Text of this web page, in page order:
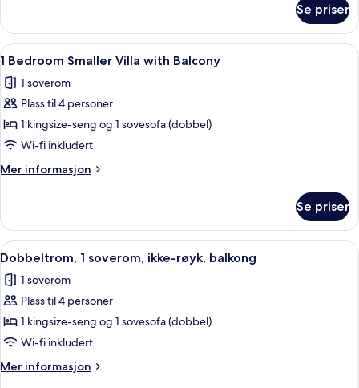
Smoking
Bedroom
Smaller
Villa,
Smoking
Se priser
Åpne
alle
bildene
av
1
Bedroom
Smaller
Villa
Balcony
1 Bedroom Smaller Villa with
3
1 Bedroom Smaller Villa with Balcony
1 soverom
Plass til 4 personer
1 kingsize-seng og 1 sovesofa (dobbel)
Wi-fi inkludert
Mer informasjon
Mer
Bedroom
Smaller
Villa
Balcony
Se priser
Åpne
alle
bildene
av
Dobbeltrom,
1
soverom,
ikke-
Flatskjerm-TV, DVD-spiller,
9
Dobbeltrom, 1 soverom, ikke-røyk, balkong
1 soverom
Plass til 4 personer
1 kingsize-seng og 1 sovesofa (dobbel)
Wi-fi inkludert
Mer informasjon
Mer